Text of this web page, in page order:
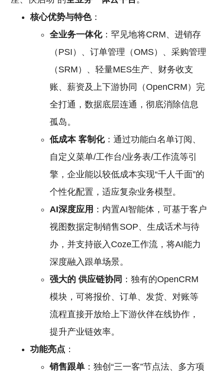
核心优势与特色：
全业务一体化：罕见地将CRM、进销存
（PSI）、订单管理（OMS）、采购管理
（SRM）、轻量MES生产、财务收支
账、薪资及上下游协同（OpenCRM）完
全打通，数据底层连通，彻底消除信息
孤岛。
低成本 客制化：通过功能白名单订阅、
自定义菜单/工作台/业务表/工作流等引
擎，企业能以较低成本实现“千人千面”的
个性化配置，适应复杂业务模型。
AI深度应用 ：内置AI智能体，可基于客户
视图数据定制销售SOP、生成话术与待
办，并支持嵌入Coze工作流，将AI能力
深度融入跟单场景。
强大的 供应链协同 ：独有的OpenCRM
模块，可将报价、订单、发货、对账等
流程直接开放给上下游伙伴在线协作，
提升产业链效率。
功能亮点 ：
销售跟单 ：独创“三一客”节点法、多方项